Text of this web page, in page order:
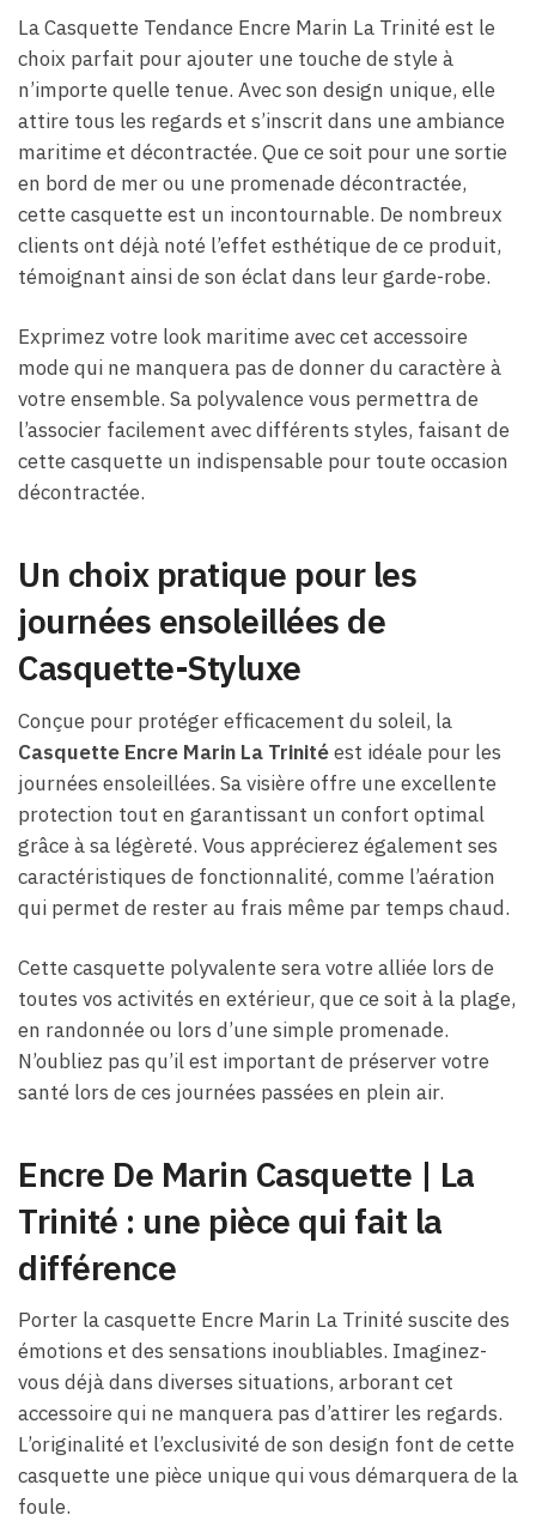
La Casquette Tendance Encre Marin La Trinité est le
choix parfait pour ajouter une touche de style à
n’importe quelle tenue. Avec son design unique, elle
attire tous les regards et s’inscrit dans une ambiance
maritime et décontractée. Que ce soit pour une sortie
en bord de mer ou une promenade décontractée,
cette casquette est un incontournable. De nombreux
clients ont déjà noté l’effet esthétique de ce produit,
témoignant ainsi de son éclat dans leur garde-robe.
Exprimez votre look maritime avec cet accessoire
mode qui ne manquera pas de donner du caractère à
votre ensemble. Sa polyvalence vous permettra de
l’associer facilement avec différents styles, faisant de
cette casquette un indispensable pour toute occasion
décontractée.
Un choix pratique pour les
journées ensoleillées de
Casquette-Styluxe
Conçue pour protéger efficacement du soleil, la
Casquette Encre Marin La Trinitéest idéale pour les
journées ensoleillées. Sa visière offre une excellente
protection tout en garantissant un confort optimal
grâce à sa légèreté. Vous apprécierez également ses
caractéristiques de fonctionnalité, comme l’aération
qui permet de rester au frais même par temps chaud.
Cette casquette polyvalente sera votre alliée lors de
toutes vos activités en extérieur, que ce soit à la plage,
en randonnée ou lors d’une simple promenade.
N’oubliez pas qu’il est important de préserver votre
santé lors de ces journées passées en plein air.
Encre De Marin Casquette | La
Trinité : une pièce qui fait la
différence
Porter la casquette Encre Marin La Trinité suscite des
émotions et des sensations inoubliables. Imaginez-
vous déjà dans diverses situations, arborant cet
accessoire qui ne manquera pas d’attirer les regards.
L’originalité et l’exclusivité de son design font de cette
casquette une pièce unique qui vous démarquera de la
foule.